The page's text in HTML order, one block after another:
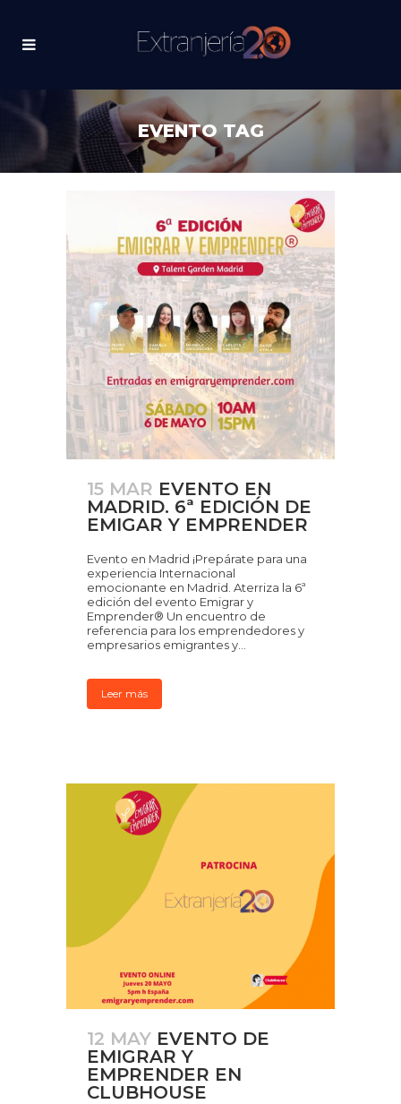
EVENTO TAG
15 MAR EVENTO EN
MADRID. 6ª EDICIÓN DE
EMIGAR Y EMPRENDER
Evento en Madrid ¡Prepárate para una
experiencia Internacional
emocionante en Madrid. Aterriza la 6ª
edición del evento Emigrar y
Emprender® Un encuentro de
referencia para los emprendedores y
empresarios emigrantes y...
Leer más
12 MAY EVENTO DE
EMIGRAR Y
EMPRENDER EN
CLUBHOUSE